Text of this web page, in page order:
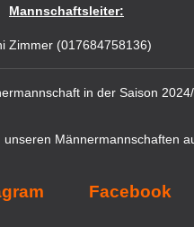
Mannschaftsleiter:
Zimmer (017684758136)
in der Saison
unseren Männermannschaften
Facebook